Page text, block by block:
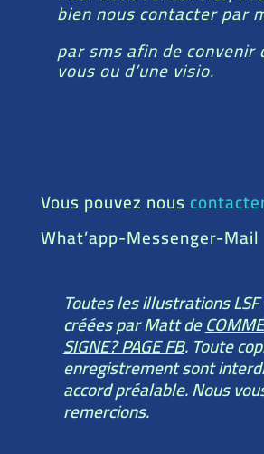
bien nous contacter par
par sms afin de convenir
vous ou d’une visio.
Vous pouvez nous
What’app-Messenger-Mail
Toutes les illustrations
créées par Matt de
SIGNE? PAGE FB. Toute
enregistrement sont
accord préalable. Nous
remercions.